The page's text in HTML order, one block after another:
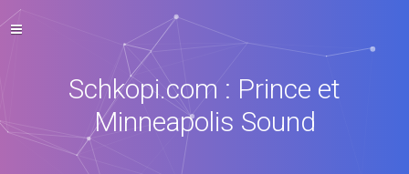
Schkopi.com : Prince et
Minneapolis Sound